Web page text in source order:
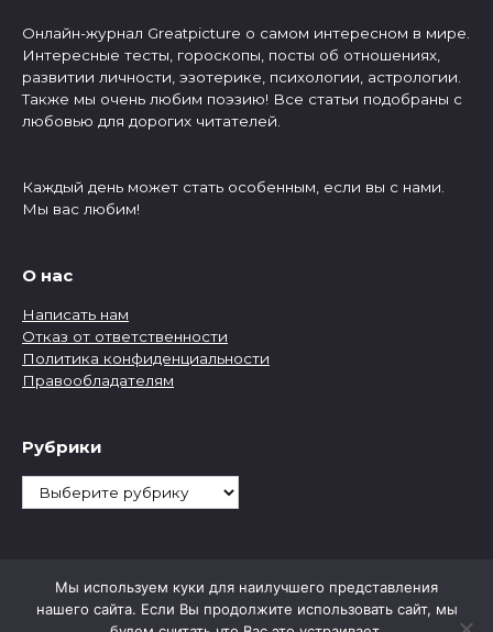
Онлайн-журнал Greatpicture о самом интересном в мире.
Интересные тесты, гороскопы, посты об отношениях,
развитии личности, эзотерике, психологии, астрологии.
Также мы очень любим поэзию! Все статьи подобраны с
любовью для дорогих читателей.
Каждый день может стать особенным, если вы с нами.
Мы вас любим!
О нас
Написать нам
Отказ от ответственности
Политика конфиденциальности
Правообладателям
Рубрики
Рубрики
Мы используем куки для наилучшего представления
нашего сайта. Если Вы продолжите использовать сайт, мы